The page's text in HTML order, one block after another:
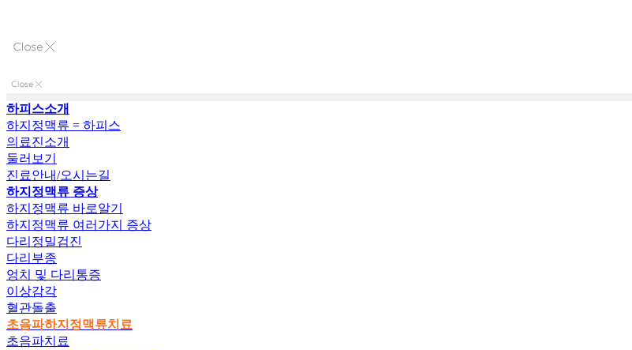
하피스소개
하지정맥류 = 하피스
의료진소개
둘러보기
진료안내/오시는길
하지정맥류 증상
하지정맥류 바로알기
하지정맥류 여러가지 증상
다리정밀검진
다리부종
엉치 및 다리통증
이상감각
혈관돌출
초음파하지정맥류치료
초음파치료